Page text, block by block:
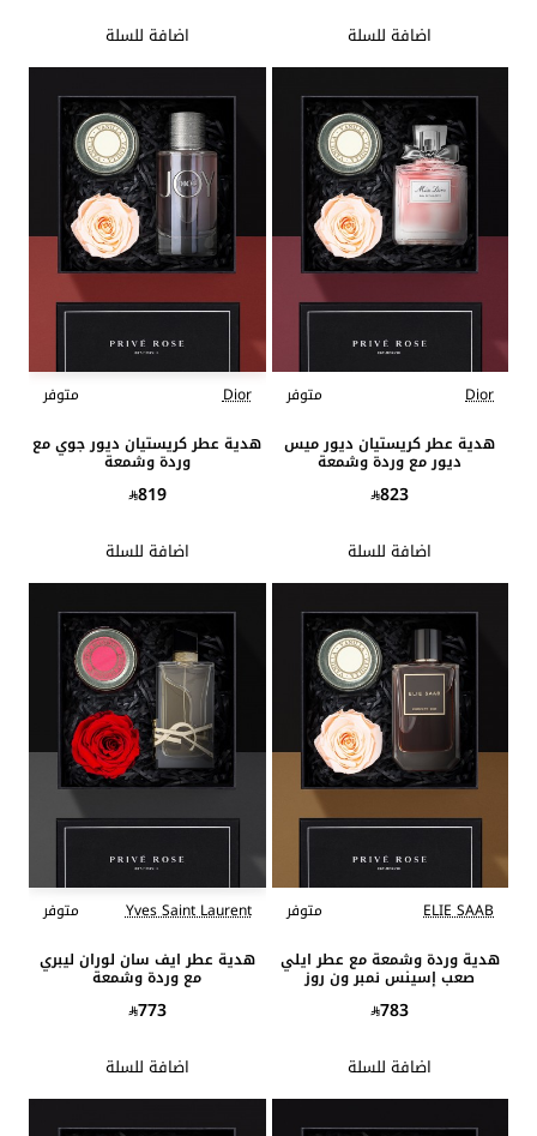
اضافة للسلة اضافة للسلة
Dior
متوفر
هدية عطر كريستيان ديور ميس
ديور مع وردة وشمعة
823
اضافة للسلة
Dior
متوفر
هدية عطر كريستيان ديور جوي مع
وردة وشمعة
819
اضافة للسلة
ELIE SAAB
متوفر
هدية وردة وشمعة مع عطر ايلي
صعب إسينس نمبر ون روز
783
اضافة للسلة
Yves Saint Laurent
متوفر
هدية عطر ايف سان لوران ليبري
مع وردة وشمعة
773
اضافة للسلة